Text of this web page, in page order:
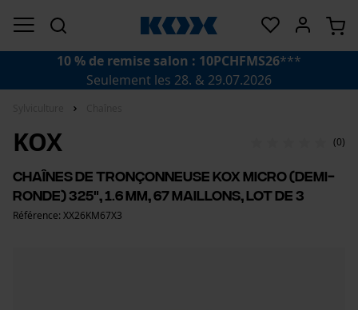
10 % de remise salon : 10PCHFMS26***
Seulement les 28. & 29.07.2026
KOX (0)
Chaînes de tronçonneuse KOX micro (demi-
ronde) 325", 1.6 mm, 67 maillons, lot de 3
Référence: XX26KM67X3